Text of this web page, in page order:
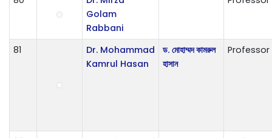
Golam
Rabbani
81
Dr. Mohammad
Kamrul Hasan
ড. মোহাম্মদ কামরুল
হাসান
Professor